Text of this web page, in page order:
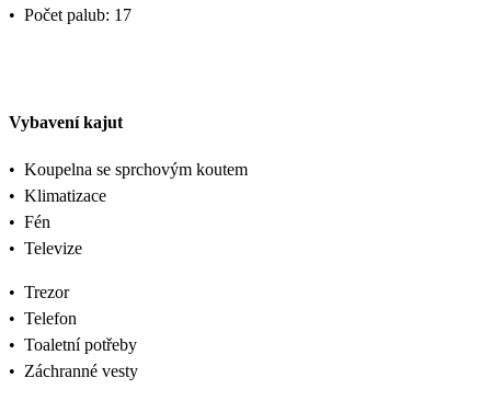
• Počet palub: 17
Vybavení kajut
• Koupelna se sprchovým koutem
• Klimatizace
• Fén
• Televize
• Trezor
• Telefon
• Toaletní potřeby
• Záchranné vesty